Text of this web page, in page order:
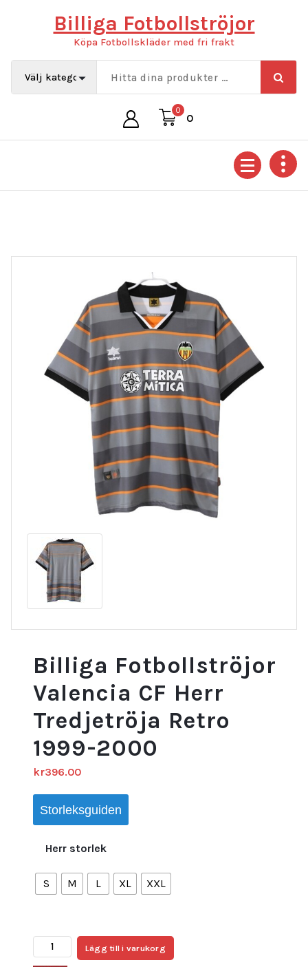
Billiga Fotbollströjor
Köpa Fotbollskläder med fri frakt
0
0
Billiga Fotbollströjor
Valencia CF Herr
Tredjetröja Retro
1999-2000
kr396.00
Storleksguiden
Herr storlek
S M L XL XXL
Billiga Fotbollströjor
Valencia
Lägg till i varukorg